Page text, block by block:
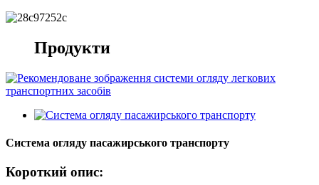
Продукти
Система огляду пасажирського транспорту
Короткий опис: